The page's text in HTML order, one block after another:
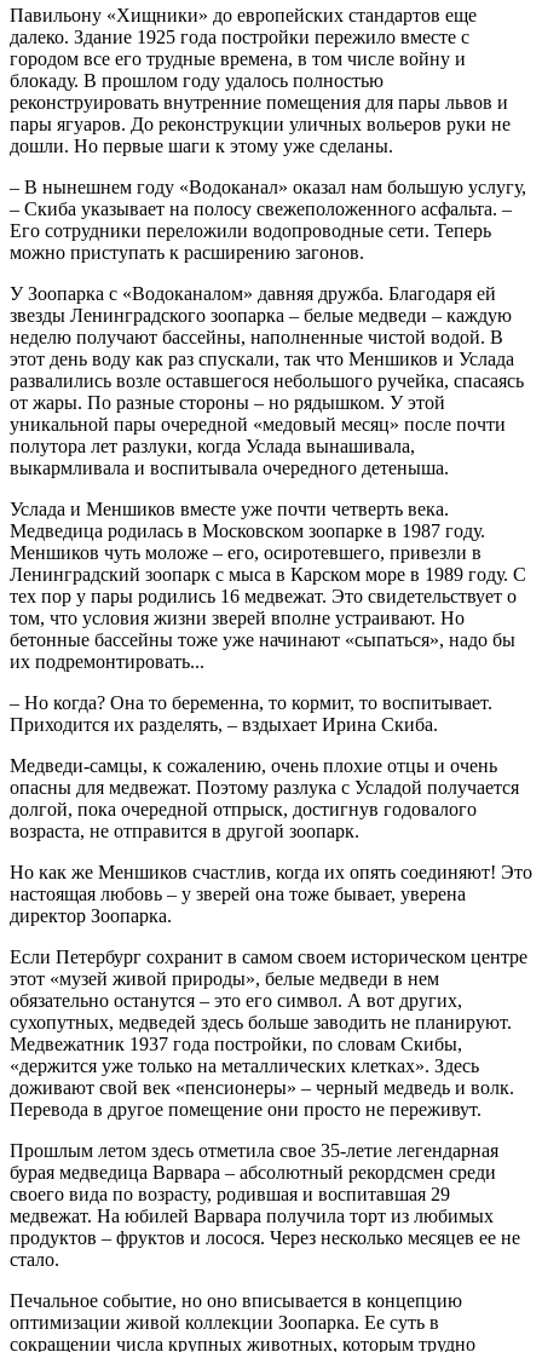
Павильону «Хищники» до европейских стандартов еще
далеко. Здание 1925 года постройки пережило вместе с
городом все его трудные времена, в том числе войну и
блокаду. В прошлом году удалось полностью
реконструировать внутренние помещения для пары львов и
пары ягуаров. До реконструкции уличных вольеров руки не
дошли. Но первые шаги к этому уже сделаны.
– В нынешнем году «Водоканал» оказал нам большую услугу,
– Скиба указывает на полосу свежеположенного асфальта. –
Его сотрудники переложили водопроводные сети. Теперь
можно приступать к расширению загонов.
У Зоопарка с «Водоканалом» давняя дружба. Благодаря ей
звезды Ленинградского зоопарка – белые медведи – каждую
неделю получают бассейны, наполненные чистой водой. В
этот день воду как раз спускали, так что Меншиков и Услада
развалились возле оставшегося небольшого ручейка, спасаясь
от жары. По разные стороны – но рядышком. У этой
уникальной пары очередной «медовый месяц» после почти
полутора лет разлуки, когда Услада вынашивала,
выкармливала и воспитывала очередного детеныша.
Услада и Меншиков вместе уже почти четверть века.
Медведица родилась в Московском зоопарке в 1987 году.
Меншиков чуть моложе – его, осиротевшего, привезли в
Ленинградский зоопарк с мыса в Карском море в 1989 году. С
тех пор у пары родились 16 медвежат. Это свидетельствует о
том, что условия жизни зверей вполне устраивают. Но
бетонные бассейны тоже уже начинают «сыпаться», надо бы
их подремонтировать...
– Но когда? Она то беременна, то кормит, то воспитывает.
Приходится их разделять, – вздыхает Ирина Скиба.
Медведи-самцы, к сожалению, очень плохие отцы и очень
опасны для медвежат. Поэтому разлука с Усладой получается
долгой, пока очередной отпрыск, достигнув годовалого
возраста, не отправится в другой зоопарк.
Но как же Меншиков счастлив, когда их опять соединяют! Это
настоящая любовь – у зверей она тоже бывает, уверена
директор Зоопарка.
Если Петербург сохранит в самом своем историческом центре
этот «музей живой природы», белые медведи в нем
обязательно останутся – это его символ. А вот других,
сухопутных, медведей здесь больше заводить не планируют.
Медвежатник 1937 года постройки, по словам Скибы,
«держится уже только на металлических клетках». Здесь
доживают свой век «пенсионеры» – черный медведь и волк.
Перевода в другое помещение они просто не переживут.
Прошлым летом здесь отметила свое 35-летие легендарная
бурая медведица Варвара – абсолютный рекордсмен среди
своего вида по возрасту, родившая и воспитавшая 29
медвежат. На юбилей Варвара получила торт из любимых
продуктов – фруктов и лосося. Через несколько месяцев ее не
стало.
Печальное событие, но оно вписывается в концепцию
оптимизации живой коллекции Зоопарка. Ее суть в
сокращении числа крупных животных, которым трудно